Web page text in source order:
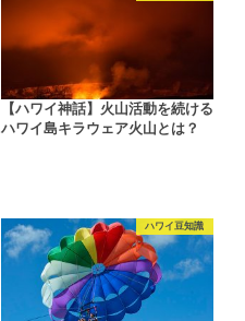
【ハワイ神話】火山活動を続ける
ハワイ島キラウェア火山とは？
ハワイ豆知識